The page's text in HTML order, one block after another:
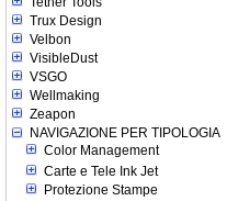
Trux Design
Velbon
VisibleDust
VSGO
Wellmaking
Zeapon
NAVIGAZIONE PER TIPOLOGIA
Color Management
Carte e Tele Ink Jet
Protezione Stampe